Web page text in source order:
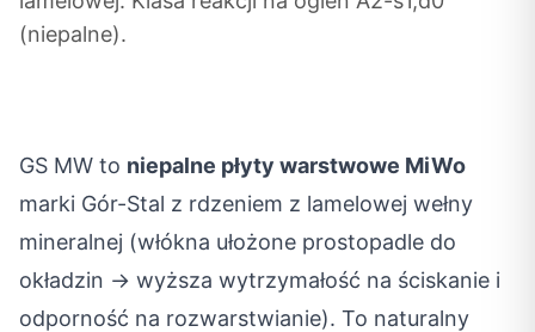
(niepalne).
GS MW to niepalne płyty warstwowe MiWo
marki Gór-Stal z rdzeniem z lamelowej wełny
mineralnej (włókna ułożone prostopadle do
okładzin → wyższa wytrzymałość na ściskanie i
odporność na rozwarstwianie). To naturalny